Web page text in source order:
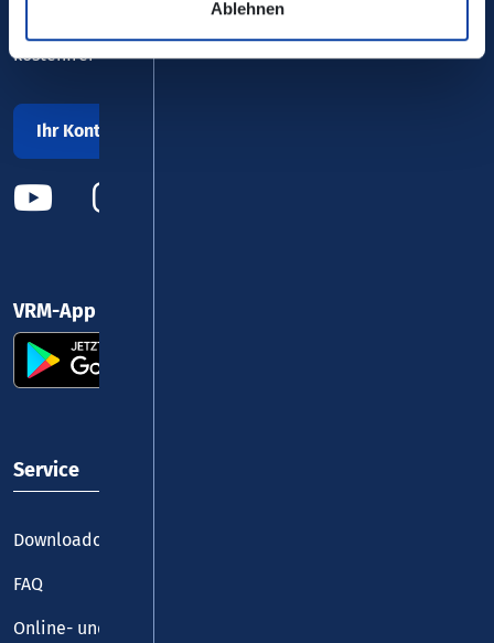
Ablehnen
kostenfrei täglich 8 - 20 Uhr
Ihr Kontakt zu uns
VRM-App nutzen und durchstarten
Service
Downloadcenter
FAQ
Online- und Handy-Tickets